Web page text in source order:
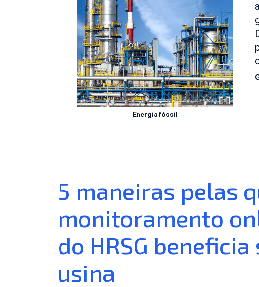
Energia fóssil
5 maneiras pelas
monitoramento
do HRSG beneficia
usina